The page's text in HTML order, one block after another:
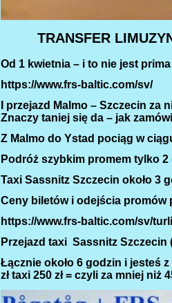
TRANSFER
Od 1 kwietnia – i to nie jest
https://www.frs-baltic.com/sv/
I przejazd Malmo – Szczecin za
Znaczy taniej się da – jak
Z Malmo do Ystad pociąg w
Podróż szybkim promem tylko
Taxi Sassnitz Szczecin około 3
Ceny biletów i odejścia promów
https://www.frs-baltic.com/sv/
Przejazd taxi Sassnitz Szczecin
Łącznie około 6 godzin i jesteś
zł taxi 250 zł = czyli za mniej niż